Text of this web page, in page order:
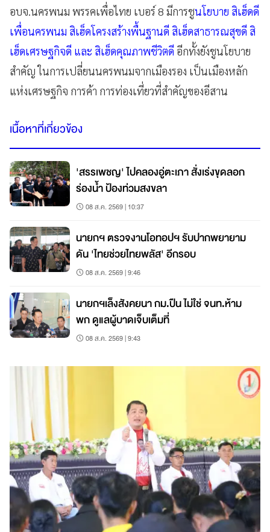
อบจ.นครพนม พรรคเพื่อไทย เบอร์ 8 มีการชูนโยบาย สิเฮ็ดดี
เพื่อนครพนม สิเฮ็ดโครงสร้างพื้นฐานดี สิเฮ็ดสาธารณสุขดี สิ
เฮ็ดเศรษฐกิจดี และ สิเฮ็ดคุณภาพชีวิตดี อีกทั้งยังชูนโยบาย
สำคัญ ในการเปลี่ยนนครพนมจากเมืองรอง เป็นเมืองหลัก
แห่งเศรษฐกิจ การค้า การท่องเที่ยวที่สำคัญของอีสาน
เนื้อหาที่เกี่ยวข้อง
'สรรเพชญ' ไปคลองอู่ตะเภา สั่งเร่งขุดลอก
ร่องน้ำ ป้องท่วมสงขลา
08 ส.ค. 2569 | 10:37
นายกฯ ตรวจงานโอทอปฯ รับปากพยายาม
ดัน 'ไทยช่วยไทยพลัส' อีกรอบ
08 ส.ค. 2569 | 9:46
นายกฯเล็งสังคยนา กม.ปืน ไม่ใช่ จนท.ห้าม
พก ดูแลผู้บาดเจ็บเต็มที่
08 ส.ค. 2569 | 9:43